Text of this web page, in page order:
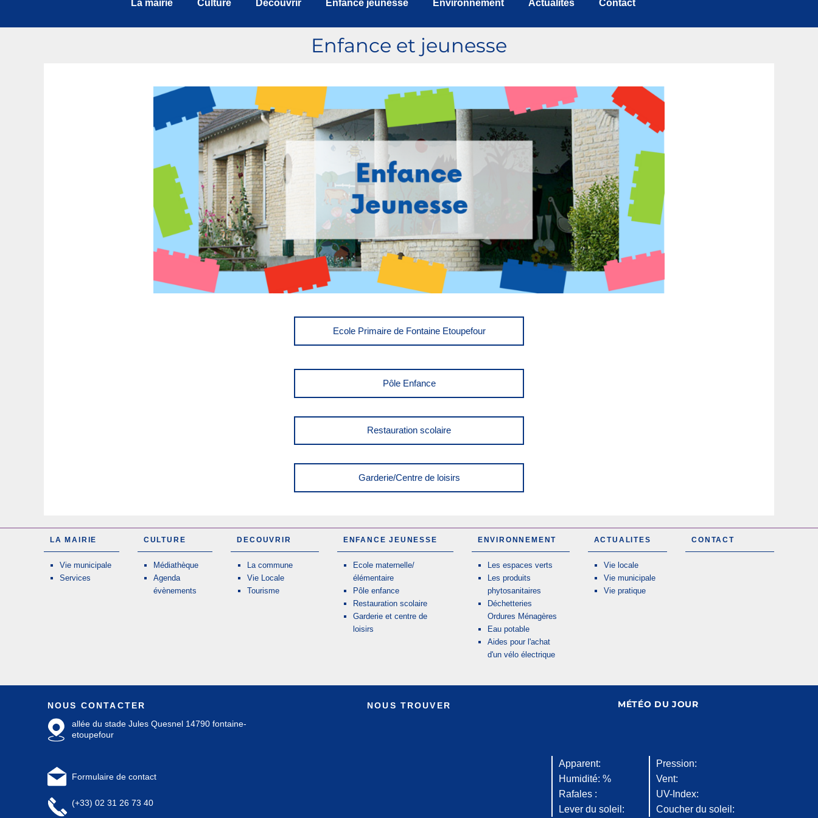
La mairie Culture Découvrir Enfance jeunesse Environnement Actualités Contact
Enfance et jeunesse
Ecole Primaire de Fontaine Etoupefour
Pôle Enfance
Restauration scolaire
Garderie/Centre de loisirs
LA MAIRIE
Vie municipale
Services
CULTURE
Médiathèque
Agenda
évènements
DECOUVRIR
La commune
Vie Locale
Tourisme
ENFANCE JEUNESSE
Ecole maternelle/
élémentaire
Pôle enfance
Restauration scolaire
Garderie et centre de
loisirs
ENVIRONNEMENT
Les espaces verts
Les produits
phytosanitaires
Déchetteries
Ordures Ménagères
Eau potable
Aides pour l'achat
d'un vélo électrique
ACTUALITES
Vie locale
Vie municipale
Vie pratique
CONTACT
NOUS CONTACTER
allée du stade Jules Quesnel 14790 fontaine-
etoupefour
Formulaire de contact
(+33) 02 31 26 73 40
NOUS TROUVER MÉTÉO DU JOUR
Apparent:
Pression:
Humidité: %
Vent:
Rafales :
UV-Index:
Lever du soleil:
Coucher du soleil: